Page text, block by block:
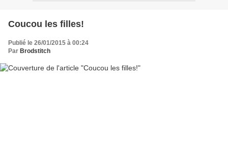
Coucou les filles!
Publié le 26/01/2015 à 00:24
Par Brodstitch